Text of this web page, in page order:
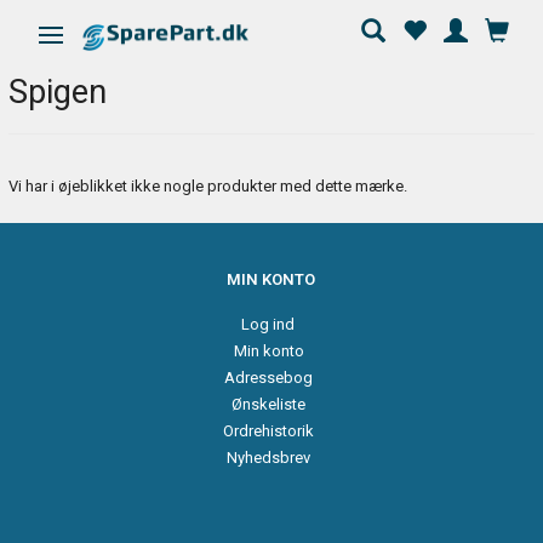
Skifte navigation
Spigen
Vi har i øjeblikket ikke nogle produkter med dette mærke.
MIN KONTO
Log ind
Min konto
Adressebog
Ønskeliste
Ordrehistorik
Nyhedsbrev